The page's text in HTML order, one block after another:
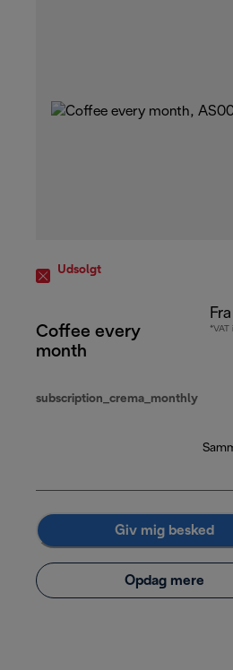
Udsolgt
Coffee every
month
subscription_crema_monthly
*VAT
Giv mig besked
Opdag mere